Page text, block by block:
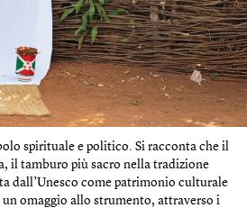
spirituale e politico. Si racconta che il
il tamburo più sacro nella tradizione
dall’Unesco come patrimonio culturale
omaggio allo strumento, attraverso i